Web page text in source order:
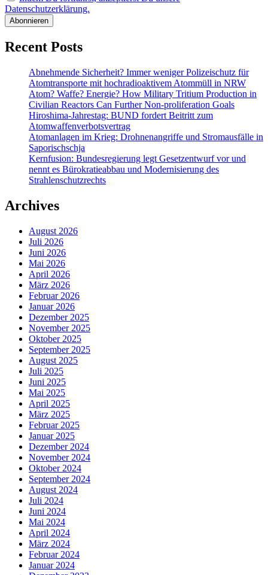
Datenschutzerklärung.
Recent Posts
Abnehmende Sicherheit? Immer weniger Polizeischutz für
Atomtransporte mit hochradioaktivem Atommüll in NRW
Atom? Waffe? Energie? How Military Tritium Production in
Civilian Reactors Can Further Non-proliferation Goals
Hiroshima-Jahrestag: BUND fordert Beitritt zum
Atomwaffenverbotsvertrag
Atomanlagen im Krieg: Drohnenangriffe und Stromausfälle in
Saporischschja
Kernfusion: Bundesregierung legt Gesetzentwurf vor und
nennt es Bürokratieabbau und Modernisierung des
Strahlenschutzrechts
Archives
August 2026
Juli 2026
Juni 2026
Mai 2026
April 2026
März 2026
Februar 2026
Januar 2026
Dezember 2025
November 2025
Oktober 2025
September 2025
August 2025
Juli 2025
Juni 2025
Mai 2025
April 2025
März 2025
Februar 2025
Januar 2025
Dezember 2024
November 2024
Oktober 2024
September 2024
August 2024
Juli 2024
Juni 2024
Mai 2024
April 2024
März 2024
Februar 2024
Januar 2024